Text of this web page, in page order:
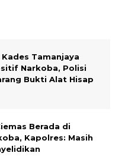
Kades Tamanjaya
Narkoba, Polisi
Bukti Alat Hisap
Berada di
Kapolres: Masih